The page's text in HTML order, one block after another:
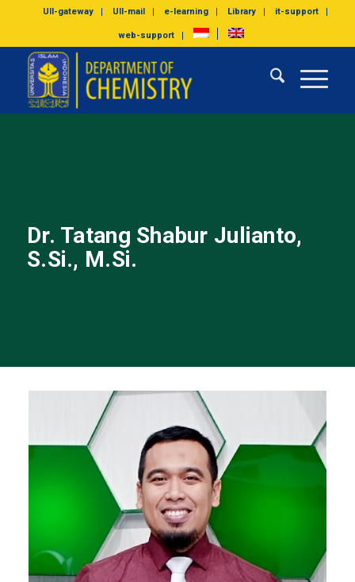
UII-gateway UII-mail e-learning Library it-support
web-support
Dr. Tatang Shabur Julianto,
S.Si., M.Si.